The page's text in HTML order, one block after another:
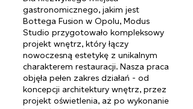
gastronomicznego, jakim jest
Bottega Fusion w Opolu, Modus
Studio przygotowało kompleksowy
projekt wnętrz, który łączy
nowoczesną estetykę z unikalnym
charakterem restauracji. Nasza praca
objęła pełen zakres działań - od
koncepcji architektury wnętrz, przez
projekt oświetlenia, aż po wykonanie